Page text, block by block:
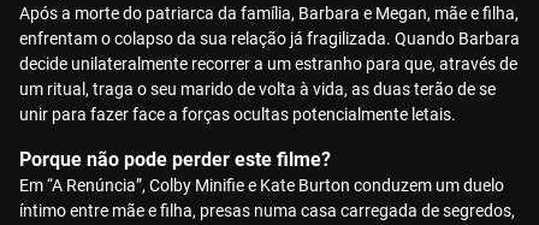
Após a morte do patriarca da família, Barbara e Megan, mãe e filha,
enfrentam o colapso da sua relação já fragilizada. Quando Barbara
decide unilateralmente recorrer a um estranho para que, através de
um ritual, traga o seu marido de volta à vida, as duas terão de se
unir para fazer face a forças ocultas potencialmente letais.
Porque não pode perder este filme?
Em “A Renúncia”, Colby Minifie e Kate Burton conduzem um duelo
íntimo entre mãe e filha, presas numa casa carregada de segredos,